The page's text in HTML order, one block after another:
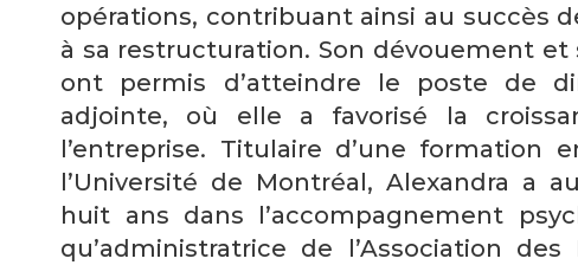
opérations, contribuant ainsi au succès
à sa restructuration. Son dévouement et
ont permis d’atteindre le poste de
adjointe, où elle a favorisé la
l’entreprise. Titulaire d’une formation
l’Université de Montréal, Alexandra a
huit ans dans l’accompagnement
qu’administratrice de l’Association des